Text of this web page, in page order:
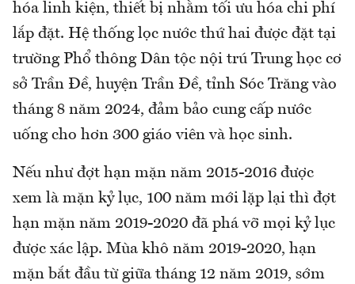
hóa linh kiện, thiết bị nhằm tối ưu hóa chi phí
lắp đặt. Hệ thống lọc nước thứ hai được đặt tại
trường Phổ thông Dân tộc nội trú Trung học cơ
sở Trần Đề, huyện Trần Đề, tỉnh Sóc Trăng vào
tháng 8 năm 2024, đảm bảo cung cấp nước
uống cho hơn 300 giáo viên và học sinh.
Nếu như đợt hạn mặn năm 2015-2016 được
xem là mặn kỷ lục, 100 năm mới lặp lại thì đợt
hạn mặn năm 2019-2020 đã phá vỡ mọi kỷ lục
được xác lập. Mùa khô năm 2019-2020, hạn
mặn bắt đầu từ giữa tháng 12 năm 2019, sớm